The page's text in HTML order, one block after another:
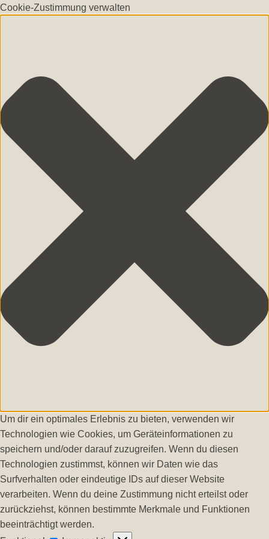
Cookie-Zustimmung verwalten
Um dir ein optimales Erlebnis zu bieten, verwenden wir
Technologien wie Cookies, um Geräteinformationen zu
speichern und/oder darauf zuzugreifen. Wenn du diesen
Technologien zustimmst, können wir Daten wie das
Surfverhalten oder eindeutige IDs auf dieser Website
verarbeiten. Wenn du deine Zustimmung nicht erteilst oder
zurückziehst, können bestimmte Merkmale und Funktionen
beeinträchtigt werden.